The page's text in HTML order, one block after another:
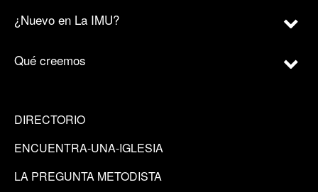
¿Nuevo en La IMU?
Qué creemos
DIRECTORIO
ENCUENTRA-UNA-IGLESIA
LA PREGUNTA METODISTA